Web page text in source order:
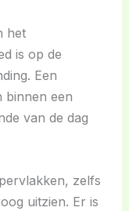
het
is op de
Een
binnen een
van de dag
zelfs
uitzien. Er is